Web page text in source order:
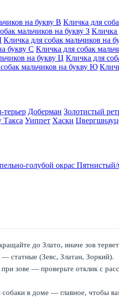
на букву В Кличка для
мальчиков на букву З Кличка
Кличка для собак мальчиков на
букву С Кличка для собак
на букву Ц Кличка для
мальчиков на букву Ю
терьер Доберман Золотистый
Такса Уиппет Хаски
голубой окрас
до Злато, иначе зов
статные (Зевс, Златан, Зоркий).
зове — проверьте отклик с
в доме — главное, чтобы